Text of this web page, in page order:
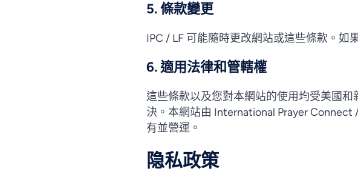
5. 條款變更
IPC / LF 可能隨時更改網站或這些條款。如
6. 適用法律和管轄權
這些條款以及您對本網站的使用均受美國
決。本網站由 International Prayer Connect
有並營運。
隐私政策